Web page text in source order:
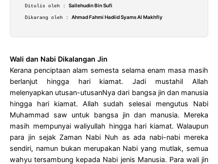
Ditulis oleh : Sallehudin Bin Sufi
Dikarang oleh : Ahmad Fahmi Hadiid Syams Al Makhfiy
Wali dan Nabi Dikalangan Jin
Kerana penciptaan alam semesta selama enam masa masih
berlanjut hingga hari kiamat. Jadi mustahil Allah
melenyapkan utusan-utusanNya dari bangsa jin dan manusia
hingga hari kiamat. Allah sudah selesai mengutus Nabi
Muhammad saw untuk bangsa jin dan manusia. Mereka
masih mempunyai waliyullah hingga hari kiamat. Walaupun
para jin sejak Zaman Nabi Nuh as ada nabi-nabi mereka
sendiri, namun bukan merupakan Nabi yang mutlak, semua
wahyu tersambung kepada Nabi jenis Manusia. Para wali jin